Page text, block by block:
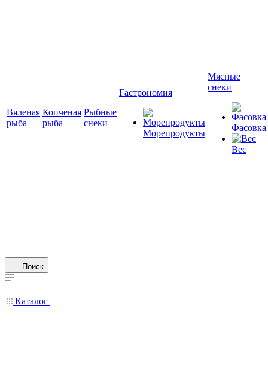
Вяленая
рыба
Копченая
рыба
Рыбные
снеки
Гастрономия
Морепродукты
Мясные
снеки
Фасовка
Вес
Поиск
Каталог